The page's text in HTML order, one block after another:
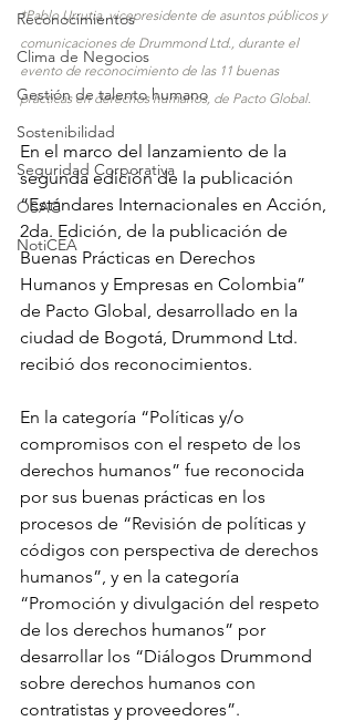
Reconocimientos
Clima de Negocios
Gestión de talento humano
Sostenibilidad
Seguridad Corporativa
OSAC
NotiCEA
*Pablo Urrutia, vicepresidente de asuntos públicos y
comunicaciones de Drummond Ltd., durante el
evento de reconocimiento de las 11 buenas
prácticas en derechos humanos, de Pacto Global.
En el marco del lanzamiento de la
segunda edición de la publicación
“Estándares Internacionales en Acción,
2da. Edición, de la publicación de
Buenas Prácticas en Derechos
Humanos y Empresas en Colombia”
de Pacto Global, desarrollado en la
ciudad de Bogotá, Drummond Ltd.
recibió dos reconocimientos.
En la categoría “Políticas y/o
compromisos con el respeto de los
derechos humanos” fue reconocida
por sus buenas prácticas en los
procesos de “Revisión de políticas y
códigos con perspectiva de derechos
humanos”, y en la categoría
“Promoción y divulgación del respeto
de los derechos humanos” por
desarrollar los “Diálogos Drummond
sobre derechos humanos con
contratistas y proveedores”.